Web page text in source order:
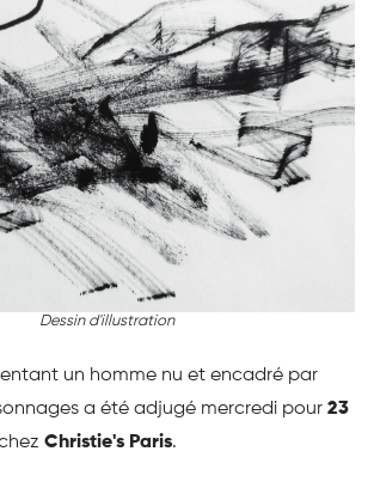
Dessin d'illustration
un homme nu et encadré par
a été adjugé mercredi pour 23
Christie's Paris.